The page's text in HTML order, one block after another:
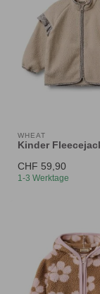
WHEAT
Kinder
CHF 59,90
1-3 Werktage